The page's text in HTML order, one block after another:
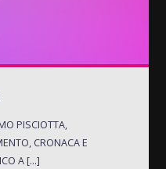
PISCIOTTA,
CRONACA E
A [...]